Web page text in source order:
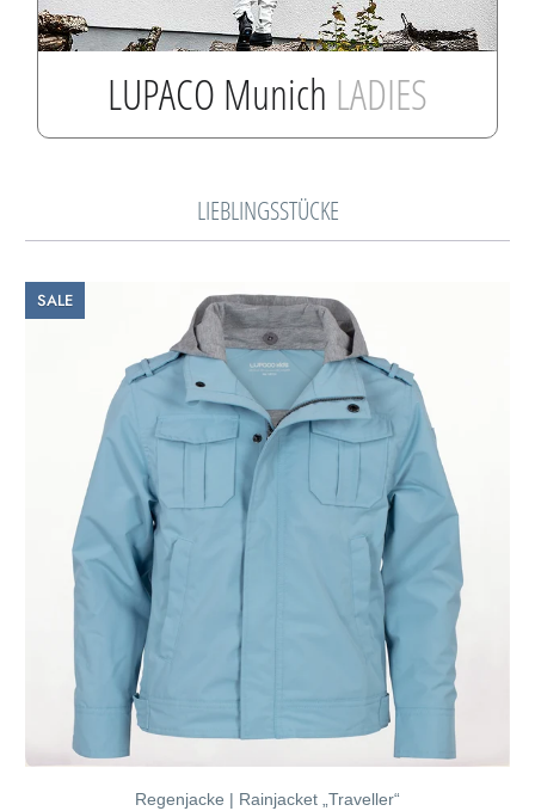
LUPACO Munich LADIES
LIEBLINGSSTÜCKE
Regenjacke | Rainjacket „Traveller“
SALE